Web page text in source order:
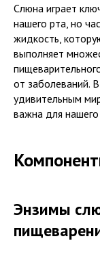
Слюна играет
нашего рта, но
жидкость,
выполняет
от заболеваний.
удивительным
важна для
Энзимы